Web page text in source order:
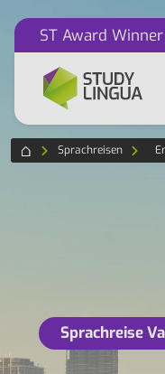
ST Award
Sprachreisen
Sprachreise